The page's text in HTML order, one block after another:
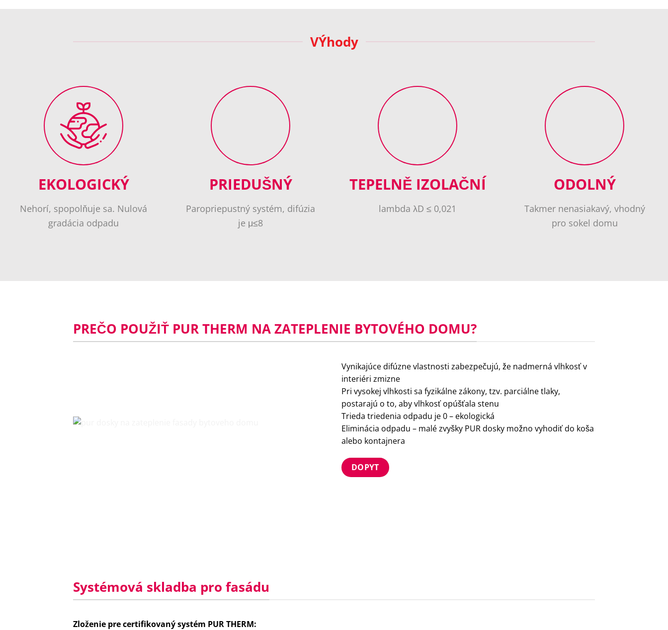
VÝhody
EKOLOGICKÝ
Nehorí, spopolňuje sa. Nulová
gradácia odpadu
PRIEDUŠNÝ
Paropriepustný systém, difúzia
je μ≤8
TEPELNĚ IZOLAČNÍ
lambda λD ≤ 0,021
ODOLNÝ
Takmer nenasiakavý, vhodný
pro sokel domu
PREČO POUŽIŤ PUR THERM NA ZATEPLENIE BYTOVÉHO DOMU?
Vynikajúce difúzne vlastnosti zabezpečujú, že nadmerná vlhkosť v
interiéri zmizne
Pri vysokej vlhkosti sa fyzikálne zákony, tzv. parciálne tlaky,
postarajú o to, aby vlhkosť opúšťala stenu
Trieda triedenia odpadu je 0 – ekologická
Eliminácia odpadu – malé zvyšky PUR dosky možno vyhodiť do koša
alebo kontajnera
DOPYT
Systémová skladba pro fasádu
Zloženie pre certifikovaný systém PUR THERM: